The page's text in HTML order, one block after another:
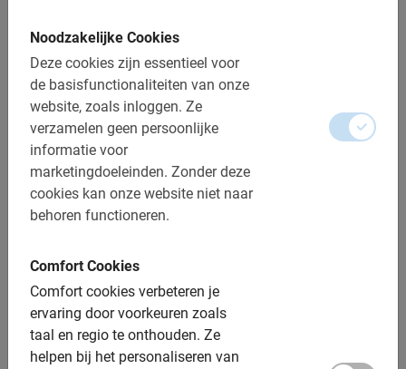
Noodzakelijke Cookies
Deze cookies zijn essentieel voor
de basisfunctionaliteiten van onze
website, zoals inloggen. Ze
verzamelen geen persoonlijke
informatie voor
marketingdoeleinden. Zonder deze
cookies kan onze website niet naar
behoren functioneren.
Comfort Cookies
Comfort cookies verbeteren je
ervaring door voorkeuren zoals
taal en regio te onthouden. Ze
helpen bij het personaliseren van
Gebruik van de fiets
De Nederlandse gids
Een top ervaring!
Fotomomenten
Extra opties:
Kinderzitjes (achterop): maximaal 20 kg. €5 toeslag
Kinder trailer: €8 toeslag
Tag along: van 5 tot 8 jaar. €5 toeslag
Helmen: beschikbaar, geen toeslag